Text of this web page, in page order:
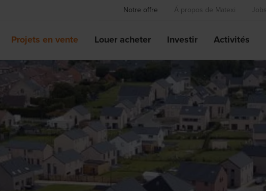
Notre offre Á propos de Matexi Jobs
Projets en vente Louer acheter Investir Activités